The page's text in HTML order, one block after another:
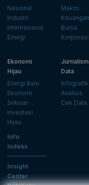
Nasional
Industri
Internasional
Energi
Makro
Keuangan
Bursa
Korporasi
Ekonomi
Hijau
Energi Baru
Ekonomi
Sirkular
Investasi
Hijau
Data
Infografik
Analisis
Cek Data
Info
Indeks
Insight
Center